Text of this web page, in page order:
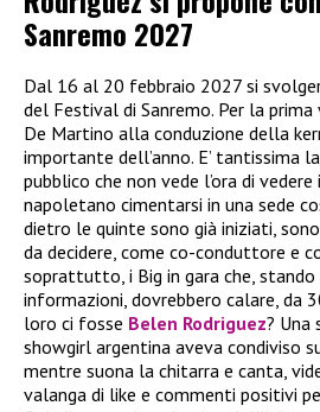
Sanremo 2027
Dal 16 al 20 febbraio 2027 si
del Festival di Sanremo. Per la
De Martino alla conduzione della
importante dell’anno. E’ tantissima
pubblico che non vede l’ora di
napoletano cimentarsi in una sede
dietro le quinte sono già iniziati,
da decidere, come co-conduttore e
soprattutto, i Big in gara che,
informazioni, dovrebbero calare, da
loro ci fosse Belen Rodriguez? Una
showgirl argentina aveva condiviso
mentre suona la chitarra e canta,
valanga di like e commenti positivi